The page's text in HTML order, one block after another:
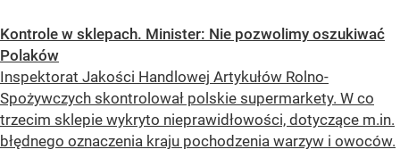
Kontrole w sklepach. Minister: Nie pozwolimy oszukiwać
Polaków
Inspektorat Jakości Handlowej Artykułów Rolno-
Spożywczych skontrolował polskie supermarkety. W co
trzecim sklepie wykryto nieprawidłowości, dotyczące m.in.
błędnego oznaczenia kraju pochodzenia warzyw i owoców.